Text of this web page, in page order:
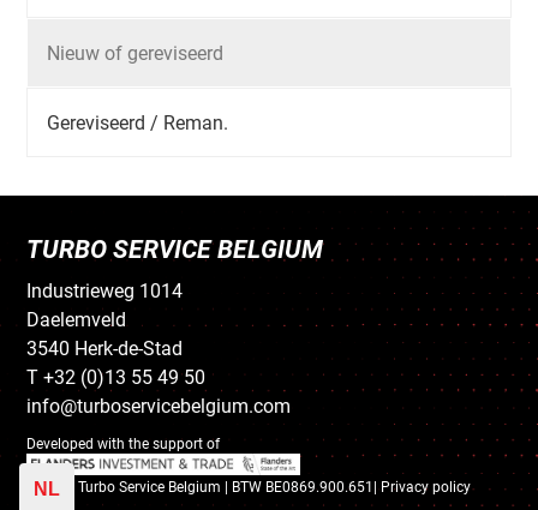
Nieuw of gereviseerd
Gereviseerd / Reman.
TURBO SERVICE BELGIUM
Industrieweg 1014
Daelemveld
3540 Herk-de-Stad
T +32 (0)13 55 49 50
info@turboservicebelgium.com
Developed with the support of
© 2018 Turbo Service Belgium | BTW BE0869.900.651|Privacy policy
NL